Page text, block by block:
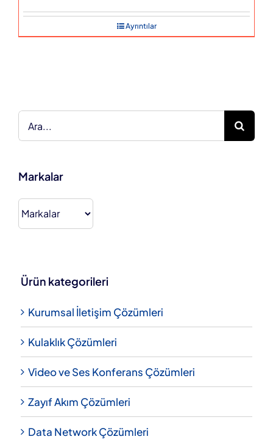
Ayrıntılar
Markalar
Ürün kategorileri
Kurumsal İletişim Çözümleri
Kulaklık Çözümleri
Video ve Ses Konferans Çözümleri
Zayıf Akım Çözümleri
Data Network Çözümleri